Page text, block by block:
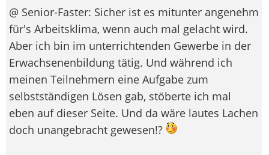
@ Senior-Faster: Sicher ist es mitunter angenehm
für's Arbeitsklima, wenn auch mal gelacht wird.
Aber ich bin im unterrichtenden Gewerbe in der
Erwachsenenbildung tätig. Und während ich
meinen Teilnehmern eine Aufgabe zum
selbstständigen Lösen gab, stöberte ich mal
eben auf dieser Seite. Und da wäre lautes Lachen
doch unangebracht gewesen!?